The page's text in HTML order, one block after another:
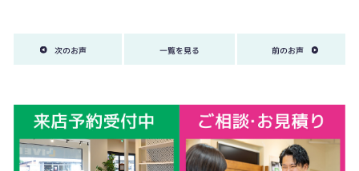
次のお声 一覧を見る 前のお声